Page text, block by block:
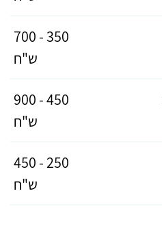
350 - 700
ש"ח
450 - 900
ש"ח
250 - 450
ש"ח